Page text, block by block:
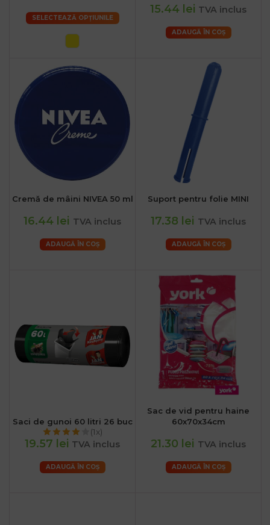
SELECTEAZĂ OPȚIUNILE
15.44 lei TVA inclus
ADAUGĂ ÎN COȘ
Cremă de mâini NIVEA 50 ml
16.44 lei TVA inclus
ADAUGĂ ÎN COȘ
Suport pentru folie MINI
17.38 lei TVA inclus
ADAUGĂ ÎN COȘ
Saci de gunoi 60 litri 26 buc
(1x)
19.57 lei TVA inclus
ADAUGĂ ÎN COȘ
Sac de vid pentru haine
60x70x34cm
21.30 lei TVA inclus
ADAUGĂ ÎN COȘ